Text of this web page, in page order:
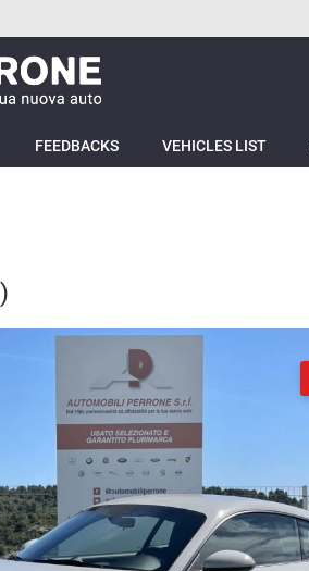
FEEDBACKS VEHICLES LIST